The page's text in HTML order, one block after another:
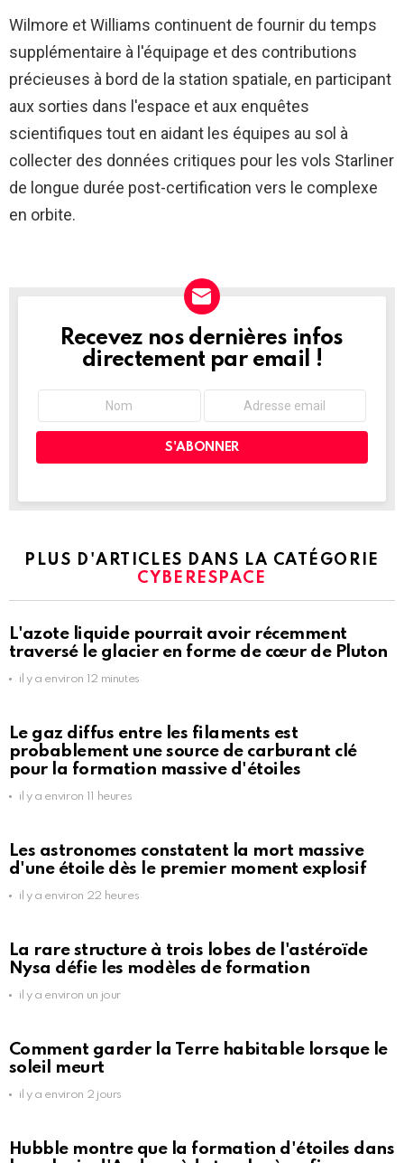
Wilmore et Williams continuent de fournir du temps
supplémentaire à l'équipage et des contributions
précieuses à bord de la station spatiale, en participant
aux sorties dans l'espace et aux enquêtes
scientifiques tout en aidant les équipes au sol à
collecter des données critiques pour les vols Starliner
de longue durée post-certification vers le complexe
en orbite.
NEWSLETTER
Recevez nos dernières infos
directement par email !
PLUS D'ARTICLES DANS LA CATÉGORIE
CYBERESPACE
L'azote liquide pourrait avoir récemment
traversé le glacier en forme de cœur de Pluton
il y a environ 12 minutes
Le gaz diffus entre les filaments est
probablement une source de carburant clé
pour la formation massive d'étoiles
il y a environ 11 heures
Les astronomes constatent la mort massive
d'une étoile dès le premier moment explosif
il y a environ 22 heures
La rare structure à trois lobes de l'astéroïde
Nysa défie les modèles de formation
il y a environ un jour
Comment garder la Terre habitable lorsque le
soleil meurt
il y a environ 2 jours
Hubble montre que la formation d'étoiles dans